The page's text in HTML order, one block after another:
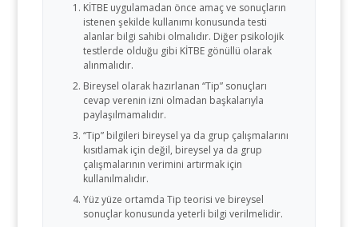
KİTBE uygulamadan önce amaç ve sonuçların
istenen şekilde kullanımı konusunda testi
alanlar bilgi sahibi olmalıdır. Diğer psikolojik
testlerde olduğu gibi KİTBE gönüllü olarak
alınmalıdır.
Bireysel olarak hazırlanan “Tip” sonuçları
cevap verenin izni olmadan başkalarıyla
paylaşılmamalıdır.
“Tip” bilgileri bireysel ya da grup çalışmalarını
kısıtlamak için değil, bireysel ya da grup
çalışmalarının verimini artırmak için
kullanılmalıdır.
Yüz yüze ortamda Tip teorisi ve bireysel
sonuçlar konusunda yeterli bilgi verilmelidir.